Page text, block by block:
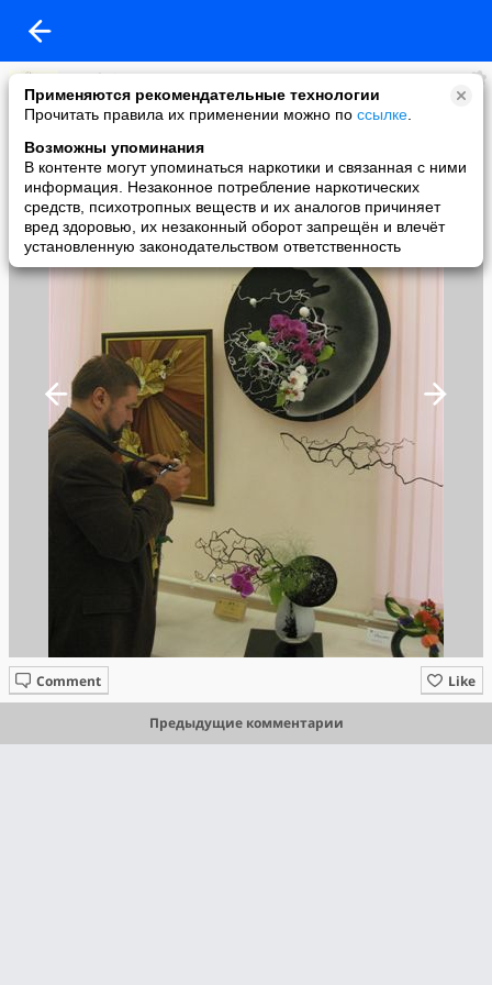
Применяются рекомендательные технологии
Прочитать правила их применении можно по ссылке
Возможны упоминания
В контенте могут упоминаться наркотики и связанная с ними
информация. Незаконное потребление наркотических
средств, психотропных веществ и их аналогов причиняет
вред здоровью, их незаконный оборот запрещён и влечёт
установленную законодательством ответственность
Dosokai
added a photo
18 Sep в 03:07
Like
Comment
Предыдущие комментарии